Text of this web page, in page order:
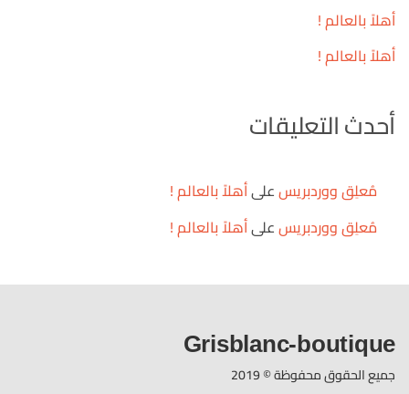
أهلاً بالعالم !
أهلاً بالعالم !
أحدث التعليقات
مُعلِق ووردبريسعلىأهلاً بالعالم !
مُعلِق ووردبريسعلىأهلاً بالعالم !
Grisblanc-boutique
جميع الحقوق محفوظة © 2019